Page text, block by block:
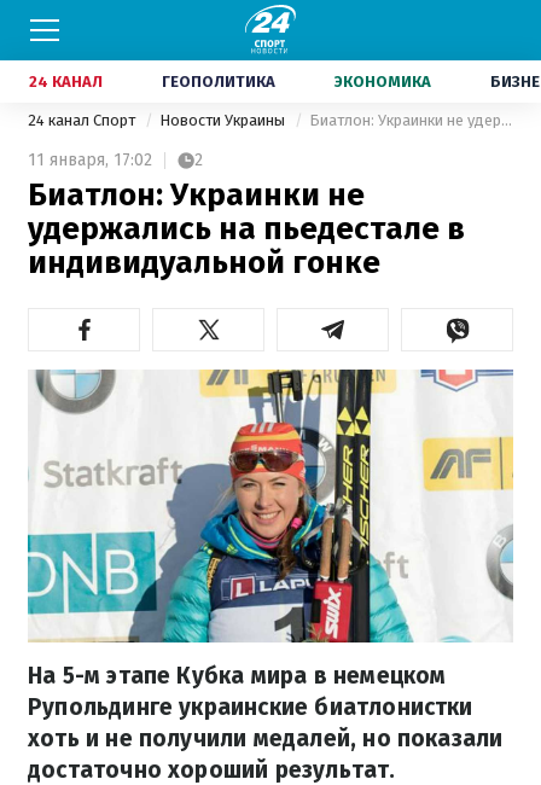
24 КАНАЛ ГЕОПОЛИТИКА ЭКОНОМИКА
24 канал Спорт Новости Украины Биатлон: Украинки не удержались на пьедестале в индивидуальной гонке
11 января, 17:02 2
Биатлон: Украинки не
удержались на пьедестале в
индивидуальной гонке
На 5-м этапе Кубка мира в немецком
Рупольдинге украинские биатлонистки
хоть и не получили медалей, но показали
достаточно хороший результат.